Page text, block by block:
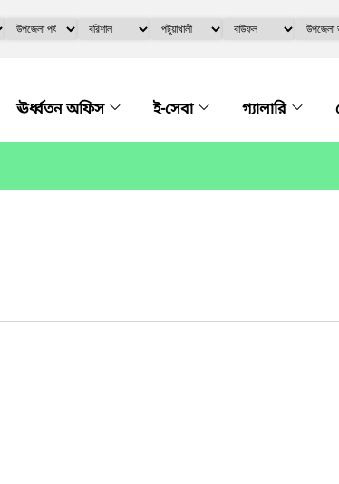
ঊর্ধ্বতন অফিস ই-সেবা গ্যালারি